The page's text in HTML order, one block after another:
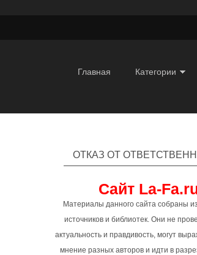
Главная Категории
ОТКАЗ ОТ
Сайт La-
Материалы данного сайта собраны
источников и библиотек. Они не
актуальность и правдивость, могут
мнение разных авторов и идти в